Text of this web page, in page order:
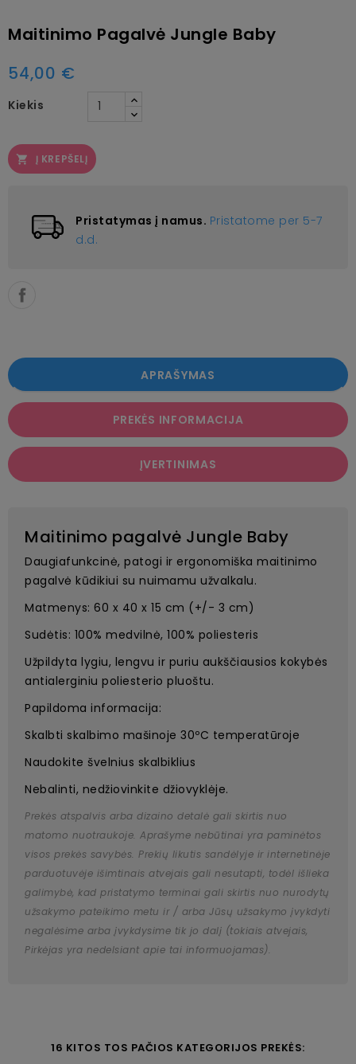
Maitinimo Pagalvė Jungle Baby
54,00 €
Kiekis
 Į KREPŠELĮ
Pristatymas į namus. Pristatome per 5-7
d.d.
APRAŠYMAS
PREKĖS INFORMACIJA
ĮVERTINIMAS
Maitinimo pagalvė Jungle Baby
Daugiafunkcinė, patogi ir ergonomiška maitinimo
pagalvė kūdikiui su nuimamu užvalkalu.
Matmenys: 60 x 40 x 15 cm (+/- 3 cm)
Sudėtis: 100% medvilnė, 100% poliesteris
Užpildyta lygiu, lengvu ir puriu aukščiausios kokybės
antialerginiu poliesterio pluoštu.
Papildoma informacija:
Skalbti skalbimo mašinoje 30ºC temperatūroje
Naudokite švelnius skalbiklius
Nebalinti, nedžiovinkite džiovyklėje.
Prekės atspalvis arba dizaino detalė gali skirtis nuo
matomo nuotraukoje. Aprašyme nebūtinai yra paminėtos
visos prekės savybės. Prekių likutis sandėlyje ir internetinėje
parduotuvėje išimtinais atvejais gali nesutapti, todėl išlieka
galimybė, kad pristatymo terminai gali skirtis nuo nurodytų
užsakymo pateikimo metu ir / arba Jūsų užsakymo įvykdyti
negalėsime arba įvykdysime tik jo dalį (tokiais atvejais,
Pirkėjas yra nedelsiant apie tai informuojamas).
16 KITOS TOS PAČIOS KATEGORIJOS PREKĖS: